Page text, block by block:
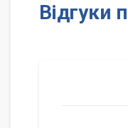
Відгуки